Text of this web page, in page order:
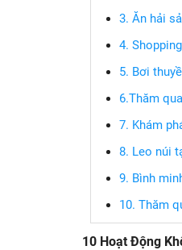
3. Ăn hải
4.
5. Bơi
6.Thăm
7. Khám
8. Leo núi
9. Bình
10. Thăm
10 Hoạt Động